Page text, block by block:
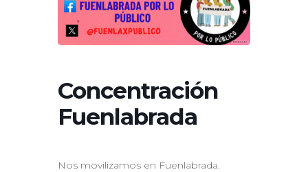
Concentración
Fuenlabrada
Nos movilizamos en Fuenlabrada.